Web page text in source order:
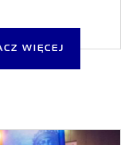
WIĘCEJ